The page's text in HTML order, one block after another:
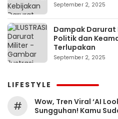
September 2, 2025
Dampak
Politik dan
Terlupakan
September 2, 2025
LIFESTYLE
#
Wow, Tren Viral ‘AI
Sungguhan! Kamu